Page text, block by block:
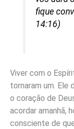
fique
14:16)
Viver com o
tornaram um. Ele
o coração de
acordar amanhã,
consciente de